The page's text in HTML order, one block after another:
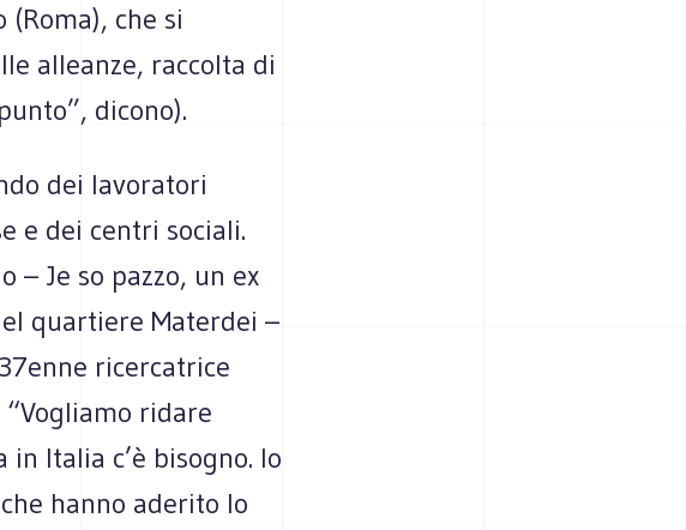
che si
alleanze, raccolta di
dicono).
dei lavoratori
e dei centri sociali.
– Je so pazzo, un ex
quartiere Materdei –
ricercatrice
ridare
Italia c’è bisogno. Io
hanno aderito lo